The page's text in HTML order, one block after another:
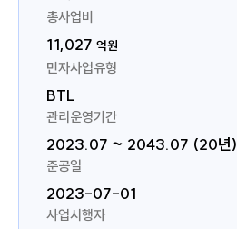
총사업비
11,027 억원
민자사업유형
BTL
관리운영기간
2023.07 ~ 2043.07 (20년)
준공일
2023-07-01
사업시행자